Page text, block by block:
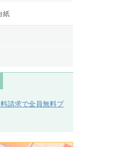
紙
請求で全員無料プ